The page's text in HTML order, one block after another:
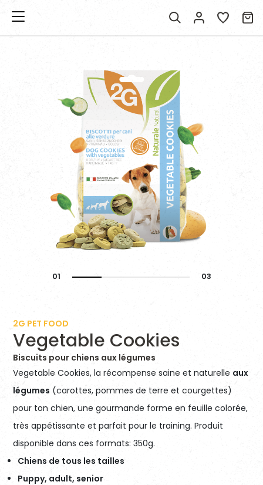
2G PET FOOD
Vegetable Cookies
Biscuits pour chiens aux légumes
Vegetable Cookies, la récompense saine et naturelle aux
légumes (carottes, pommes de terre et courgettes)
pour ton chien, une gourmande forme en feuille colorée,
très appétissante et parfait pour le training. Produit
disponible dans ces formats: 350g.
Chiens de tous les tailles
Puppy, adult, senior